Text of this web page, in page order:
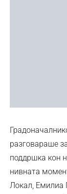
разговараше
поддршка кон
нивната
Локал, Емилиа